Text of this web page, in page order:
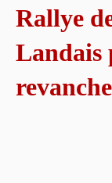
Rallye
Landais